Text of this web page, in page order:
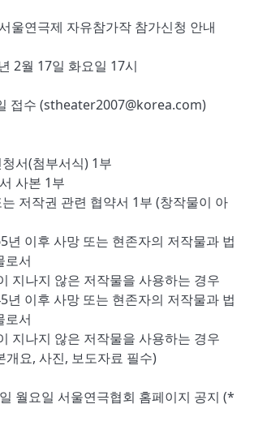
울연극제 자유참가작 참가신청 안내
2월 17일 화요일 17시
접수 (stheater2007@korea.com)
서(첨부서식) 1부
사본 1부
저작권 관련 협약서 1부 (창작물이 아
년 이후 사망 또는 현존자의 저작물과 법
로서
지나지 않은 저작물을 사용하는 경우
년 이후 사망 또는 현존자의 저작물과 법
로서
지나지 않은 저작물을 사용하는 경우
요, 사진, 보도자료 필수)
월요일 서울연극협회 홈페이지 공지 (*